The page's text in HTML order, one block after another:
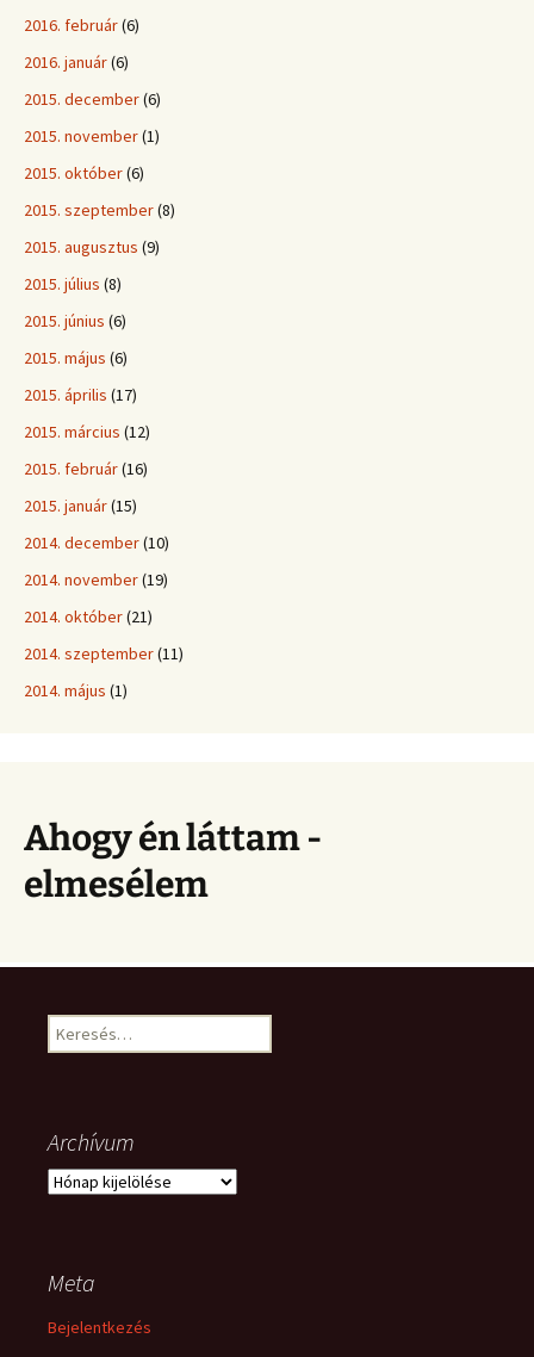
2016. február(6)
2016. január(6)
2015. december(6)
2015. november(1)
2015. október(6)
2015. szeptember(8)
2015. augusztus (9)
2015. július (8)
2015. június (6)
2015. május (6)
2015. április (17)
2015. március (12)
2015. február(16)
2015. január(15)
2014. december(10)
2014. november(19)
2014. október(21)
2014. szeptember(11)
2014. május (1)
Ahogy én láttam -
elmesélem
Keresés:
Archívum
Archívum
Meta
Bejelentkezés